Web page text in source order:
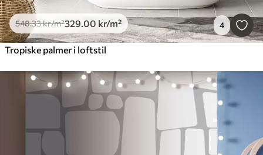
548.33kr/m²329.00 kr/m² 4
Tropiske palmer i loftstil